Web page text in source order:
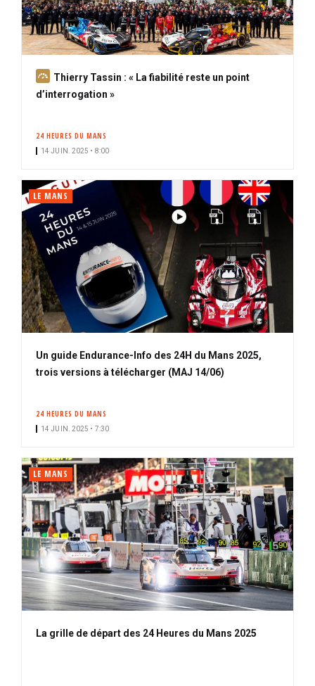
A
b
Thierry Tassin : « La fiabilité reste un point
d’interrogation »
24 HEURES DU MANS
14 JUIN. 2025 • 8:00
LE MANS
Un guide Endurance-Info des 24H du Mans 2025,
trois versions à télécharger (MAJ 14/06)
24 HEURES DU MANS
14 JUIN. 2025 • 7:30
LE MANS
La grille de départ des 24 Heures du Mans 2025